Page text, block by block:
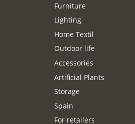
Furniture
Lighting
Home Textil
Outdoor life
Accessories
Artificial Plants
Storage
Spain
For retailers